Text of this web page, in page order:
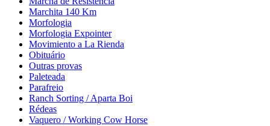
Marchita 140 Km
Morfologia
Morfologia Expointer
Movimiento a La Rienda
Obituário
Outras provas
Paleteada
Parafreio
Ranch Sorting / Aparta Boi
Rédeas
Vaquero / Working Cow Horse